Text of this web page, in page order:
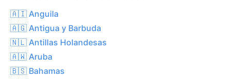
🇦🇮 Anguila
🇦🇬 Antigua y Barbuda
🇳🇱 Antillas Holandesas
🇦🇼 Aruba
🇧🇸 Bahamas